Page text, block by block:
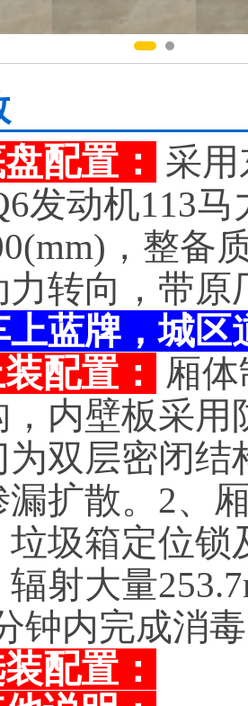
配置：
采用
发动机113
，整备
力转向，带
上蓝牌，城区
配置：
厢
，内壁板采
双层密闭
扩散。2、
圾箱定位
射大量
钟内完成消
配置：